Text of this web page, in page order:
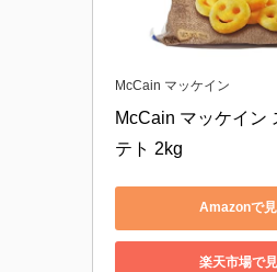
McCain マッケイン
McCain マッケイン
テト 2kg
Amazonで
楽天市場で